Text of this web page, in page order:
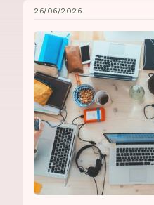
Bourses de
26/06/2026